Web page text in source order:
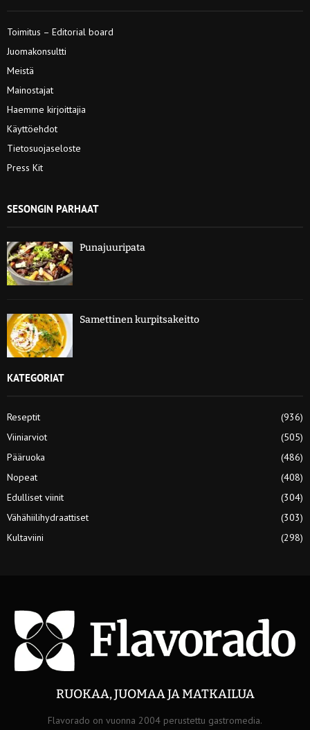
Toimitus – Editorial board
Juomakonsultti
Meistä
Mainostajat
Haemme kirjoittajia
Käyttöehdot
Tietosuojaseloste
Press Kit
SESONGIN PARHAAT
Punajuuripata
Samettinen kurpitsakeitto
KATEGORIAT
Reseptit
(936)
Viiniarviot
(505)
Pääruoka
(486)
Nopeat
(408)
Edulliset viinit
(304)
Vähähiilihydraattiset
(303)
Kultaviini
(298)
RUOKAA, JUOMAA JA MATKAILUA
Flavorado on vuonna 2004 perustettu gastromedia.